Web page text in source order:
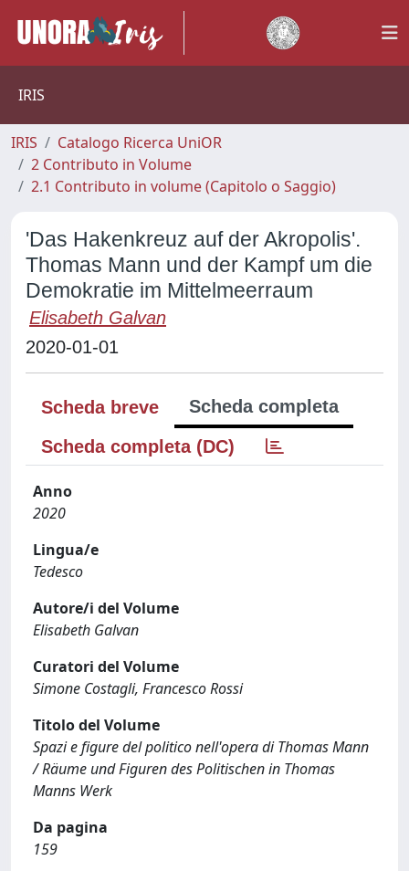
IRIS
IRIS
Catalogo Ricerca UniOR
2 Contributo in Volume
2.1 Contributo in volume (Capitolo o Saggio)
'Das Hakenkreuz auf der Akropolis'.
Thomas Mann und der Kampf um die
Demokratie im Mittelmeerraum
Elisabeth Galvan
2020-01-01
Scheda breve
Scheda completa
Scheda completa (DC)
Anno
2020
Lingua/e
Tedesco
Autore/i del Volume
Elisabeth Galvan
Curatori del Volume
Simone Costagli, Francesco Rossi
Titolo del Volume
Spazi e figure del politico nell'opera di Thomas Mann
/ Räume und Figuren des Politischen in Thomas
Manns Werk
Da pagina
159